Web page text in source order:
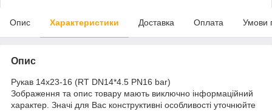
Опис Характеристики Доставка Оплата Умови
Опис
Рукав 14х23-16 (RT DN14*4.5 PN16 bar)
Зображення та опис товару мають виключно інформаційний
характер. Значі для Вас конструктивні особливості уточнюйте